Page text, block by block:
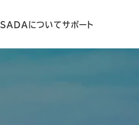
SADAについてサポート